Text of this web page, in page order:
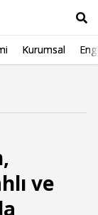
Kurumsal
ve